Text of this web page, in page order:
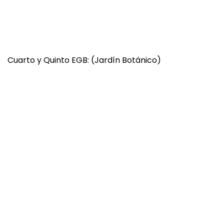
Cuarto y Quinto EGB: (Jardín Botánico)